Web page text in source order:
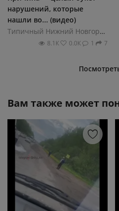
нарушений, которые
нашли во... (видео)
Типичный Нижний Новгород
8.1К 0.0К 1 7
Вам также может